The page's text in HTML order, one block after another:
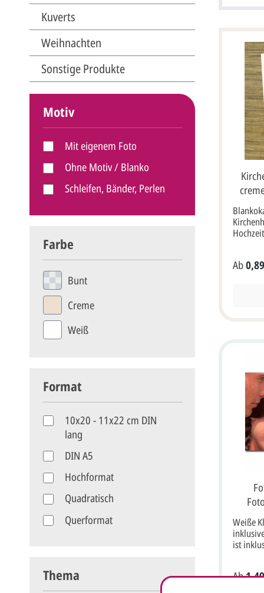
Kuverts
Weihnachten
Sonstige Produkte
Motiv
Mit eigenem Foto
Ohne Motiv / Blanko
Schleifen, Bänder, Perlen
Farbe
Bunt
Creme
Weiß
Format
10x20 - 11x22 cm DIN
lang
DIN A5
Hochformat
Quadratisch
Querformat
Thema
wählbar.
Ab
Weiße
ist
Ab